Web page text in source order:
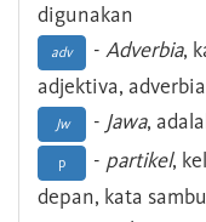
digunakan
adv - Adverbia,
adjektiva,
Jw - Jawa,
p - partikel,
depan, kata